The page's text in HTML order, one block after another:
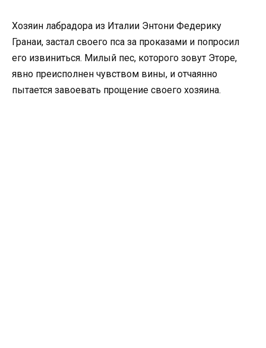
Хозяин лабрадора из Италии Энтони Федерику
Гранаи, застал своего пса за проказами и попросил
его извиниться. Милый пес, которого зовут Эторе,
явно преисполнен чувством вины, и отчаянно
пытается завоевать прощение своего хозяина.